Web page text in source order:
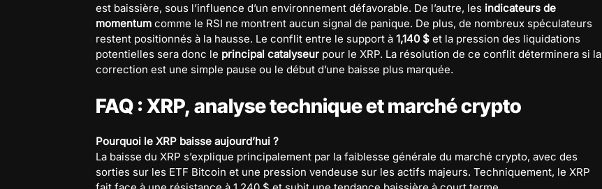
est baissière, sous l’influence d’un environnement défavorable. De l’autre, les indicateurs de
momentum comme le RSI ne montrent aucun signal de panique. De plus, de nombreux spéculateurs
restent positionnés à la hausse. Le conflit entre le support à 1,140 $ et la pression des liquidations
potentielles sera donc le principal catalyseur pour le XRP. La résolution de ce conflit déterminera si la
correction est une simple pause ou le début d’une baisse plus marquée.
FAQ : XRP, analyse technique et marché crypto
Pourquoi le XRP baisse aujourd’hui ?
La baisse du XRP s’explique principalement par la faiblesse générale du marché crypto, avec des
sorties sur les ETF Bitcoin et une pression vendeuse sur les actifs majeurs. Techniquement, le XRP